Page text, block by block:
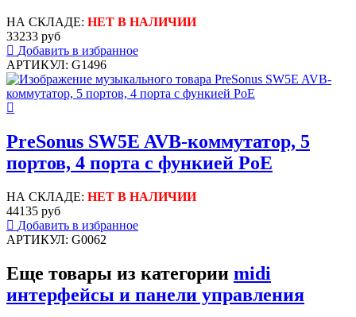
НА СКЛАДЕ: НЕТ В НАЛИЧИИ
33233 руб
Добавить в избранное
АРТИКУЛ: G1496
PreSonus SW5E AVB-коммутатор, 5
портов, 4 порта с функией PoE
НА СКЛАДЕ: НЕТ В НАЛИЧИИ
44135 руб
Добавить в избранное
АРТИКУЛ: G0062
Еще товары из категории midi
интерфейсы и панели управления